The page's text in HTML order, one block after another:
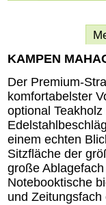
KAMPEN
Der Premium-
komfortabelster
optional
einem echten
Sitzfläche der
große
Notebooktische
und